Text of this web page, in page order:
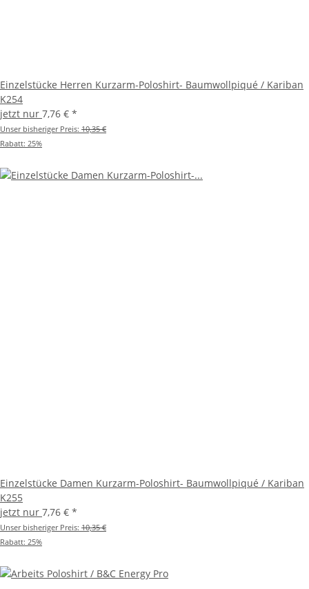
Einzelstücke Herren Kurzarm-Poloshirt- Baumwollpiqué / Kariban
K254
jetzt nur 7,76 € *
Unser bisheriger Preis: 10,35 €
Rabatt: 25%
Einzelstücke Damen Kurzarm-Poloshirt- Baumwollpiqué / Kariban
K255
jetzt nur 7,76 € *
Unser bisheriger Preis: 10,35 €
Rabatt: 25%